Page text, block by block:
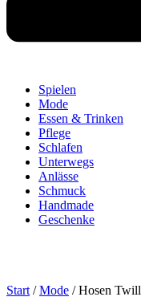
Spielen
Mode
Essen & Trinken
Pflege
Schlafen
Unterwegs
Anlässe
Schmuck
Handmade
Geschenke
Start /Mode / Hosen Twill